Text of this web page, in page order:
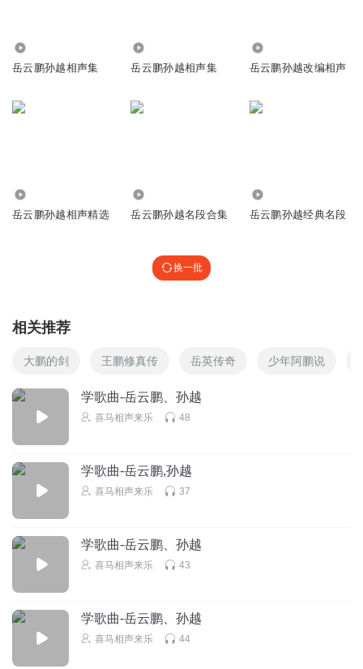
岳云鹏孙越相声集 岳云鹏孙越相声集 岳云鹏孙越改编相声
岳云鹏孙越相声精选 岳云鹏孙越名段合集 岳云鹏孙越经典名段
换一批
相关推荐
大鹏的剑 王鹏修真传 岳英传奇 少年阿鹏说
学歌曲-岳云鹏、孙越
喜马相声来乐 48
学歌曲-岳云鹏,孙越
喜马相声来乐 37
学歌曲-岳云鹏、孙越
喜马相声来乐 43
学歌曲-岳云鹏、孙越
喜马相声来乐 44